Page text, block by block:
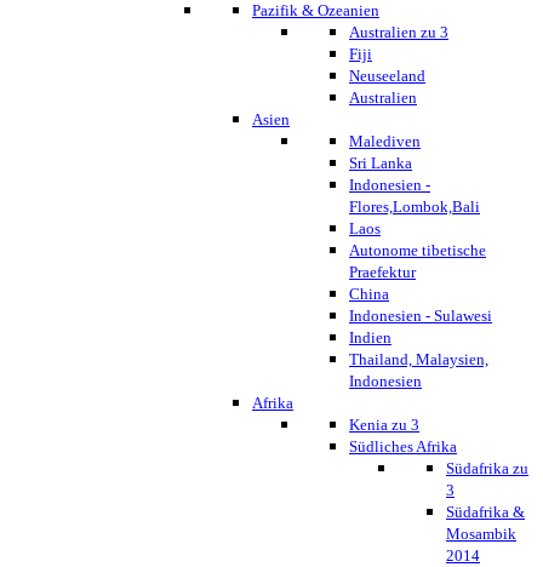
Pazifik & Ozeanien
Australien zu 3
Fiji
Neuseeland
Australien
Asien
Malediven
Sri Lanka
Indonesien -
Flores,Lombok,Bali
Laos
Autonome tibetische
Praefektur
China
Indonesien - Sulawesi
Indien
Thailand, Malaysien,
Indonesien
Afrika
Kenia zu 3
Südliches Afrika
Südafrika zu
3
Südafrika &
Mosambik
2014